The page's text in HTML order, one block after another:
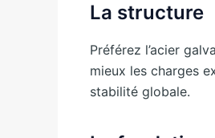
La structure
Préférez l’acier
mieux les charges
stabilité globale.